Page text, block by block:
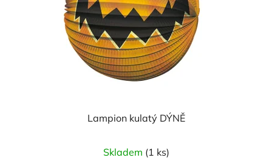
Lampion kulatý DÝNĚ
Skladem (1 ks)